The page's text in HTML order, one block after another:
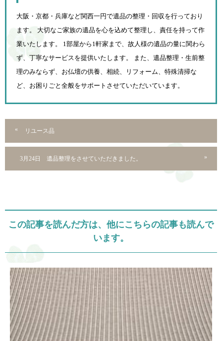
大阪・京都・兵庫など関西一円で遺品の整理・回収を行っており
ます。 大切なご家族の遺品を心を込めて整理し、責任を持って作
業いたします。 1部屋から1軒家まで、故人様の遺品の量に関わら
ず、 丁寧なサービスを提供いたします。 また、遺品整理・生前整
理のみならず、お仏壇の供養、相続、
リフォーム、特殊清掃な
ど、お困りごと全般をサポートさせていただいています。
リユース品
3月24日 遺品整理をさせていただきました。
この記事を読んだ方は、他にこちらの記事も読んで
います。